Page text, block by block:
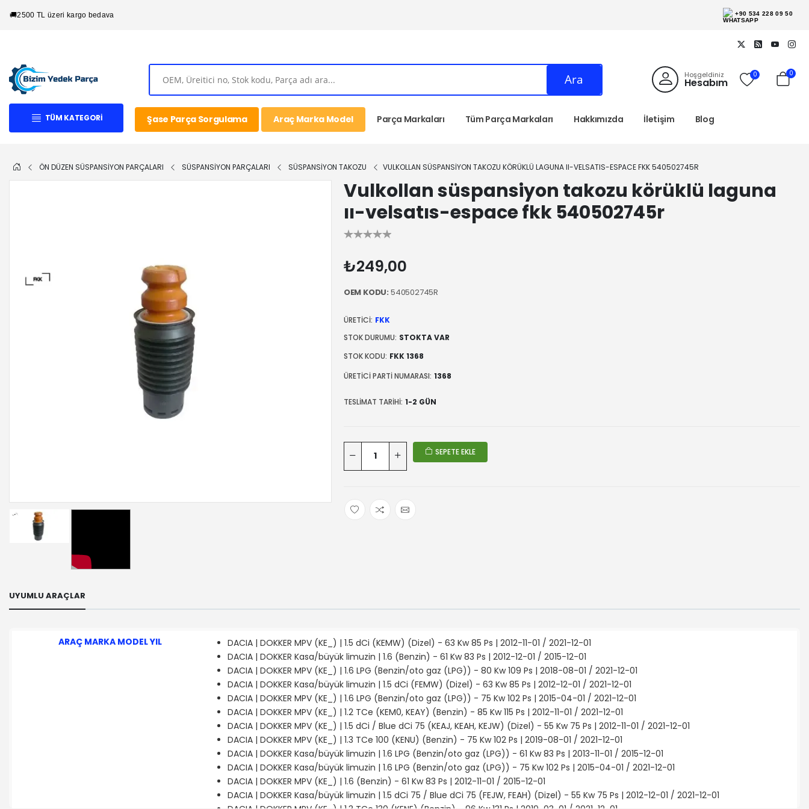
🚚2500 TL üzeri kargo bedava +90 534 228 09 50
Ara Hoşgeldiniz
Hesabım
0 0
TÜM KATEGORI Şase Parça Sorgulama Araç Marka Model Parça Markaları Tüm Parça Markaları Hakkımızda İletişim Blog
ÖN DÜZEN SÜSPANSİYON PARÇALARI SÜSPANSİYON PARÇALARI SÜSPANSİYON TAKOZU VULKOLLAN SÜSPANSIYON TAKOZU KÖRÜKLÜ LAGUNA II-VELSATIS-ESPACE FKK 540502745R
Vulkollan süspansiyon takozu körüklü laguna
ıı-velsatıs-espace fkk 540502745r
₺249,00
OEM KODU: 540502745R
ÜRETICI: FKK
STOK DURUMU: STOKTA VAR
STOK KODU: FKK 1368
ÜRETICI PARTI NUMARASI: 1368
TESLIMAT TARIHI: 1-2 GÜN
SEPETE EKLE
UYUMLU ARAÇLAR
ARAÇ MARKA MODEL YIL
DACIA | DOKKER MPV (KE_) | 1.5 dCi (KEMW) (Dizel) - 63 Kw 85 Ps | 2012-11-01 / 2021-12-01
DACIA | DOKKER Kasa/büyük limuzin | 1.6 (Benzin) - 61 Kw 83 Ps | 2012-12-01 / 2015-12-01
DACIA | DOKKER MPV (KE_) | 1.6 LPG (Benzin/oto gaz (LPG)) - 80 Kw 109 Ps | 2018-08-01 / 2021-12-01
DACIA | DOKKER Kasa/büyük limuzin | 1.5 dCi (FEMW) (Dizel) - 63 Kw 85 Ps | 2012-12-01 / 2021-12-01
DACIA | DOKKER MPV (KE_) | 1.6 LPG (Benzin/oto gaz (LPG)) - 75 Kw 102 Ps | 2015-04-01 / 2021-12-01
DACIA | DOKKER MPV (KE_) | 1.2 TCe (KEM0, KEAY) (Benzin) - 85 Kw 115 Ps | 2012-11-01 / 2021-12-01
DACIA | DOKKER MPV (KE_) | 1.5 dCi / Blue dCi 75 (KEAJ, KEAH, KEJW) (Dizel) - 55 Kw 75 Ps | 2012-11-01 / 2021-12-01
DACIA | DOKKER MPV (KE_) | 1.3 TCe 100 (KENU) (Benzin) - 75 Kw 102 Ps | 2019-08-01 / 2021-12-01
DACIA | DOKKER Kasa/büyük limuzin | 1.6 LPG (Benzin/oto gaz (LPG)) - 61 Kw 83 Ps | 2013-11-01 / 2015-12-01
DACIA | DOKKER Kasa/büyük limuzin | 1.6 LPG (Benzin/oto gaz (LPG)) - 75 Kw 102 Ps | 2015-04-01 / 2021-12-01
DACIA | DOKKER MPV (KE_) | 1.6 (Benzin) - 61 Kw 83 Ps | 2012-11-01 / 2015-12-01
DACIA | DOKKER Kasa/büyük limuzin | 1.5 dCi 75 / Blue dCi 75 (FEJW, FEAH) (Dizel) - 55 Kw 75 Ps | 2012-12-01 / 2021-12-01